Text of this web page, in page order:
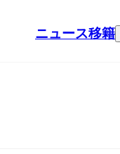
ニュース移籍